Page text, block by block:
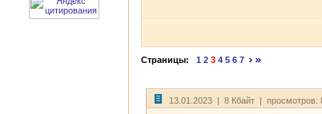
Страницы: 1 2 3 4 5 6 7
13.01.2023 | 8 Кбайт | просмотров: